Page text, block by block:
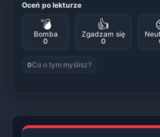
Oceń po lekturze
💣
Bomba
0
👍
Zgadzam się
0
0Co o tym myślisz?